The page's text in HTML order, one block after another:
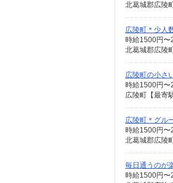
北葛城郡広陵
広陵町＊少人
時給1500円〜
北葛城郡広陵
広陵町の小さ
時給1500円〜
広陵町【最寄
広陵町＊グル
時給1500円〜
北葛城郡広陵
毎日通うのが
時給1500円〜